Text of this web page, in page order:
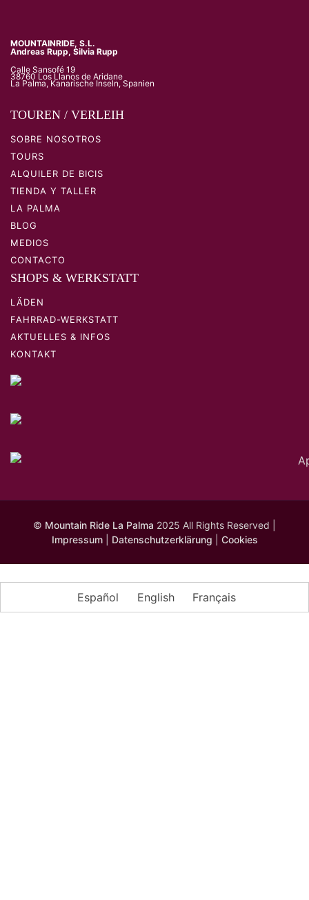
MOUNTAINRIDE, S.L.
Andreas Rupp, Silvia Rupp
Calle Sansofé 19
38760 Los Llanos de Aridane
La Palma, Kanarische Inseln, Spanien
TOUREN / VERLEIH
SOBRE NOSOTROS
TOURS
ALQUILER DE BICIS
TIENDA Y TALLER
LA PALMA
BLOG
MEDIOS
CONTACTO
SHOPS & WERKSTATT
LÄDEN
FAHRRAD-WERKSTATT
AKTUELLES & INFOS
KONTAKT
© Mountain Ride La Palma 2025 All Rights Reserved |
Impressum| Datenschutzerklärung Cookies
Español English Français